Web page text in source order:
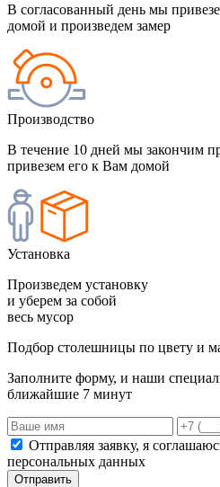
В согласованный день мы
домой и произведем замер
Производство
В течение 10 дней мы закончим
привезем его к Вам домой
Установка
Произведем установку
и уберем за собой
весь мусор
Подбор столешницы по цвету и
Заполните форму, и наши
ближайшие 7 минут
Отправляя заявку, я
персональных данных
Отправить